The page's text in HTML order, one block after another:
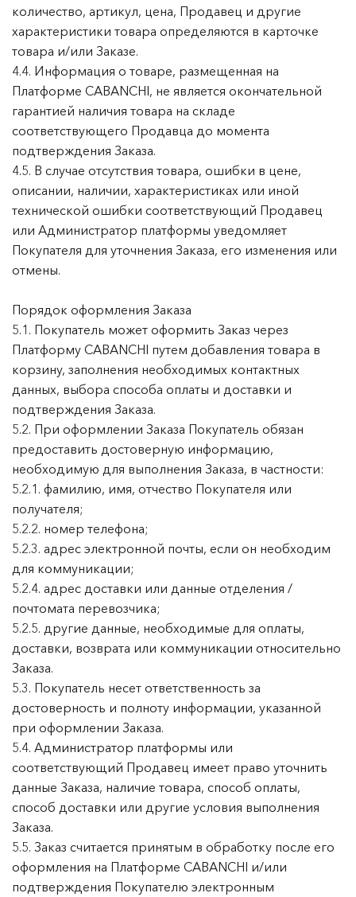
количество, артикул, цена, Продавец и другие
характеристики товара определяются в карточке
товара и/или Заказе.
4.4. Информация о товаре, размещенная на
Платформе CABANCHI, не является окончательной
гарантией наличия товара на складе
соответствующего Продавца до момента
подтверждения Заказа.
4.5. В случае отсутствия товара, ошибки в цене,
описании, наличии, характеристиках или иной
технической ошибки соответствующий Продавец
или Администратор платформы уведомляет
Покупателя для уточнения Заказа, его изменения или
отмены.
Порядок оформления Заказа
5.1. Покупатель может оформить Заказ через
Платформу CABANCHI путем добавления товара в
корзину, заполнения необходимых контактных
данных, выбора способа оплаты и доставки и
подтверждения Заказа.
5.2. При оформлении Заказа Покупатель обязан
предоставить достоверную информацию,
необходимую для выполнения Заказа, в частности:
5.2.1. фамилию, имя, отчество Покупателя или
получателя;
5.2.2. номер телефона;
5.2.3. адрес электронной почты, если он необходим
для коммуникации;
5.2.4. адрес доставки или данные отделения /
почтомата перевозчика;
5.2.5. другие данные, необходимые для оплаты,
доставки, возврата или коммуникации относительно
Заказа.
5.3. Покупатель несет ответственность за
достоверность и полноту информации, указанной
при оформлении Заказа.
5.4. Администратор платформы или
соответствующий Продавец имеет право уточнить
данные Заказа, наличие товара, способ оплаты,
способ доставки или другие условия выполнения
Заказа.
5.5. Заказ считается принятым в обработку после его
оформления на Платформе CABANCHI и/или
подтверждения Покупателю электронным